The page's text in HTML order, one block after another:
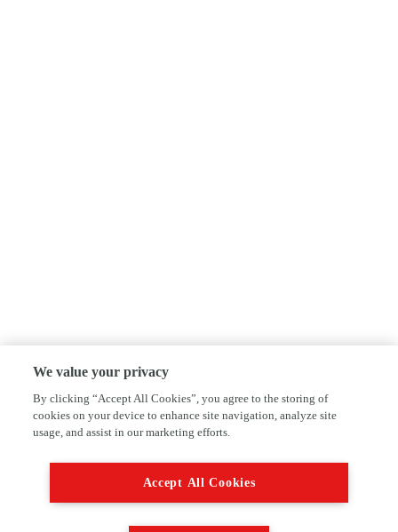
We value your privacy
By clicking “Accept All Cookies”, you agree to the storing of
cookies on your device to enhance site navigation, analyze site
usage, and assist in our marketing efforts.
Accept All Cookies